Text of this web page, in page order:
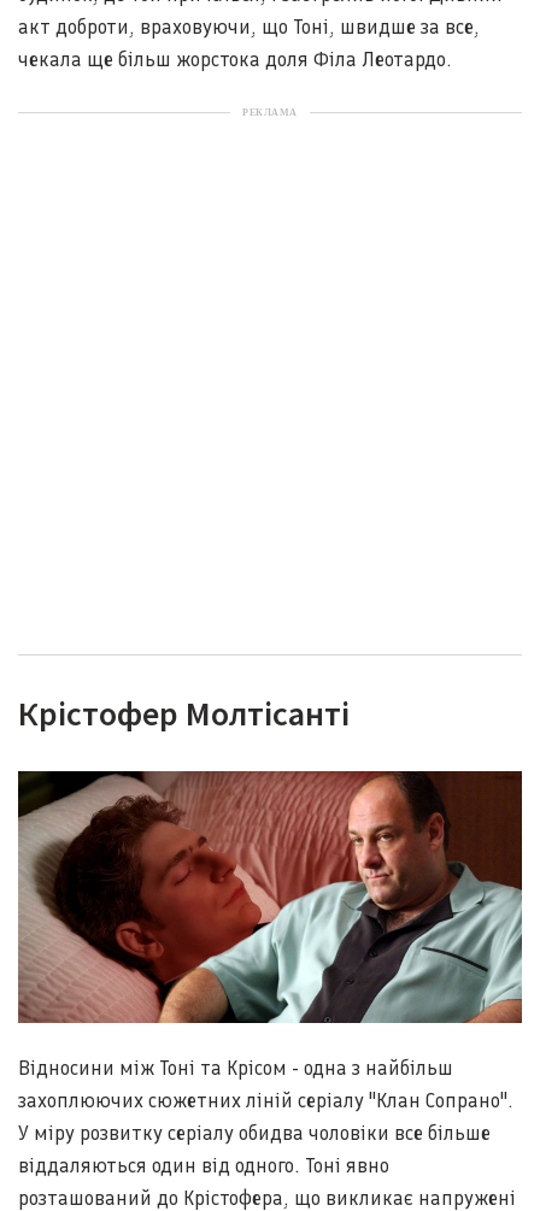
акт доброти, враховуючи, що Тоні, швидше за все,
чекала ще більш жорстока доля Філа Леотардо.
РЕКЛАМА
Крістофер Молтісанті
Відносини між Тоні та Крісом - одна з найбільш
захоплюючих сюжетних ліній серіалу "Клан Сопрано".
У міру розвитку серіалу обидва чоловіки все більше
віддаляються один від одного. Тоні явно
розташований до Крістофера, що викликає напружені